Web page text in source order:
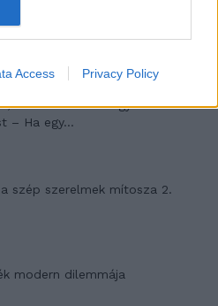
Access Privacy Policy
akik soha nem hagyták abba
– Ha egy...
a szép szerelmek mítosza 2.
modern dilemmája